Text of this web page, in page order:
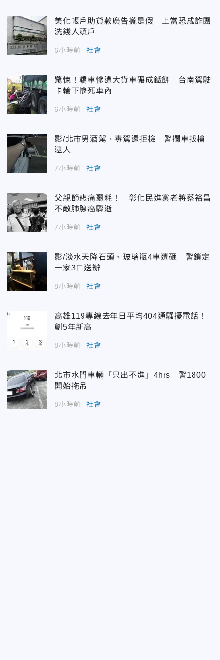
美化帳戶助貸款廣告攏是假 上當恐成詐團
洗錢人頭戶
6小時前 社會
驚悚！轎車慘遭大貨車碾成鐵餅 台南駕駛
卡輪下慘死車內
6小時前 社會
影/北市男酒駕、毒駕還拒檢 警攔車拔槍
逮人
7小時前 社會
父親節悲痛噩耗！ 彰化民進黨老將蔡裕昌
不敵肺腺癌驟逝
7小時前 社會
影/淡水天降石頭、玻璃瓶4車遭砸 警鎖定
一家3口送辦
8小時前 社會
高雄119專線去年日平均404通騷擾電話！
創5年新高
8小時前 社會
北市水門車輛「只出不進」4hrs 警1800
開始拖吊
8小時前 社會